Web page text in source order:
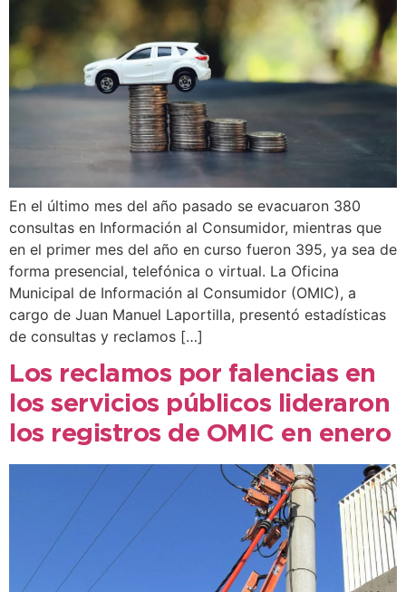
En el último mes del año pasado se evacuaron 380
consultas en Información al Consumidor, mientras que
en el primer mes del año en curso fueron 395, ya sea de
forma presencial, telefónica o virtual. La Oficina
Municipal de Información al Consumidor (OMIC), a
cargo de Juan Manuel Laportilla, presentó estadísticas
de consultas y reclamos […]
Los reclamos por falencias en
los servicios públicos lideraron
los registros de OMIC en enero